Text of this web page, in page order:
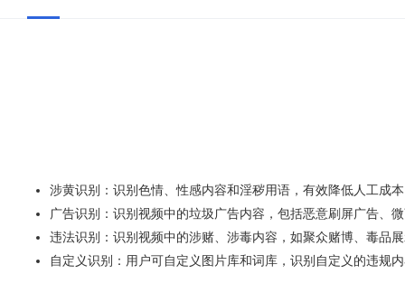
涉黄识别：识别色情、性感内容和淫秽用语，有效降低人工成
广告识别：识别视频中的垃圾广告内容，包括恶意刷屏广告、
违法识别：识别视频中的涉赌、涉毒内容，如聚众赌博、毒品
自定义识别：用户可自定义图片库和词库，识别自定义的违规